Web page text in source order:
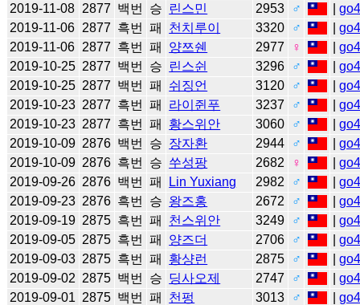
2019-11-08 2877 백번 승 린스민 2953 ♂ |
2019-11-06 2877 흑번 패 천치루이 3320 ♂ |
2019-11-06 2877 흑번 패 양쯔쉔 2977 ♀ |
2019-10-25 2877 백번 승 린스쉰 3296 ♂ |
2019-10-25 2877 백번 패 쉬징언 3120 ♂ |
2019-10-23 2877 흑번 패 라이쥔푸 3237 ♂ |
2019-10-23 2877 흑번 패 황스위안 3060 ♂ |
2019-10-09 2876 백번 승 장자환 2944 ♂ |
2019-10-09 2876 흑번 승 쑤성팡 2682 ♀ |
2019-09-26 2876 백번 패 Lin Yuxiang 2982 ♂ |
2019-09-23 2876 흑번 승 왕즈홍 2672 ♂ |
2019-09-19 2875 흑번 패 천스위안 3249 ♂ |
2019-09-05 2875 흑번 패 양즈더 2706 ♂ |
2019-09-03 2875 흑번 패 황샹런 2875 ♂ |
2019-09-02 2875 백번 승 딩사오제 2747 ♂ |
2019-09-01 2875 백번 패 천펑 3013 ♂ |